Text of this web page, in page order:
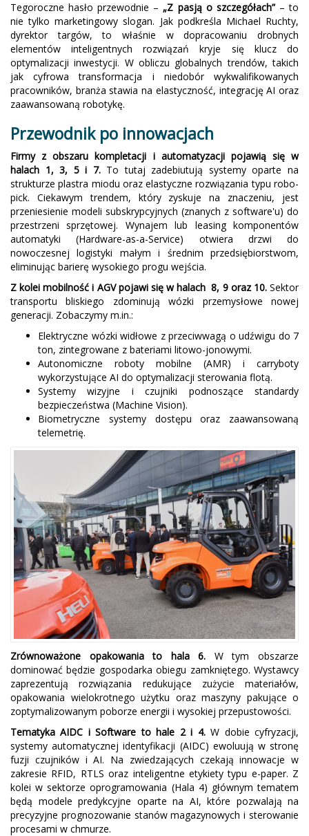
Tegoroczne hasło przewodnie –„Z pasją o szczegółach”– to
nie tylko marketingowy slogan. Jak podkreśla Michael Ruchty,
dyrektor targów, to właśnie w dopracowaniu drobnych
elementów inteligentnych rozwiązań kryje się klucz do
optymalizacji inwestycji. W obliczu globalnych trendów, takich
jak cyfrowa transformacja i niedobór wykwalifikowanych
pracowników, branża stawia na elastyczność, integrację AI oraz
zaawansowaną robotykę.
Przewodnik po innowacjach
Firmy z obszaru kompletacji i automatyzacji pojawią się w
halach 1, 3, 5 i 7.To tutaj zadebiutują systemy oparte na
strukturze plastra miodu oraz elastyczne rozwiązania typu robo-
pick. Ciekawym trendem, który zyskuje na znaczeniu, jest
przeniesienie modeli subskrypcyjnych (znanych z software'u) do
przestrzeni sprzętowej. Wynajem lub leasing komponentów
automatyki (Hardware-as-a-Service) otwiera drzwi do
nowoczesnej logistyki małym i średnim przedsiębiorstwom,
eliminując barierę wysokiego progu wejścia.
Z kolei mobilność i AGV pojawi się w halach 8, 9 oraz 10.Sektor
transportu bliskiego zdominują wózki przemysłowe nowej
generacji. Zobaczymy m.in.:
Elektryczne wózki widłowe z przeciwwagą o udźwigu do 7
ton, zintegrowane z bateriami litowo-jonowymi.
Autonomiczne roboty mobilne (AMR) i carryboty
wykorzystujące AI do optymalizacji sterowania flotą.
Systemy wizyjne i czujniki podnoszące standardy
bezpieczeństwa (Machine Vision).
Biometryczne systemy dostępu oraz zaawansowaną
telemetrię.
Zrównoważone opakowania to hala 6. W tym obszarze
dominować będzie gospodarka obiegu zamkniętego. Wystawcy
zaprezentują rozwiązania redukujące zużycie materiałów,
opakowania wielokrotnego użytku oraz maszyny pakujące o
zoptymalizowanym poborze energii i wysokiej przepustowości.
Tematyka AIDC i Software to hale 2 i 4.W dobie cyfryzacji,
systemy automatycznej identyfikacji (AIDC) ewoluują w stronę
fuzji czujników i AI. Na zwiedzających czekają innowacje w
zakresie RFID, RTLS oraz inteligentne etykiety typu e-paper. Z
kolei w sektorze oprogramowania (Hala 4) głównym tematem
będą modele predykcyjne oparte na AI, które pozwalają na
precyzyjne prognozowanie stanów magazynowych i sterowanie
procesami w chmurze.